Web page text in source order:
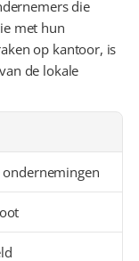
die
met hun
op kantoor, is
de lokale
ondernemingen